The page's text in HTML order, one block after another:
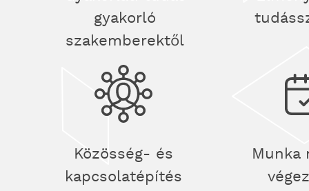
gyakorló
szakemberektől
Közösség- és
kapcsolatépítés
Munka